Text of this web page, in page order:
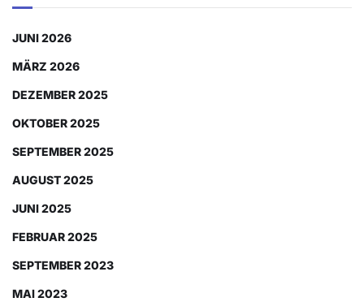
JUNI 2026
MÄRZ 2026
DEZEMBER 2025
OKTOBER 2025
SEPTEMBER 2025
AUGUST 2025
JUNI 2025
FEBRUAR 2025
SEPTEMBER 2023
MAI 2023